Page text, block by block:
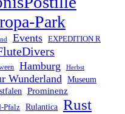
Park
Events EXPEDITION R
Hamburg Herbst
Wunderland Museum
Prominenz
Pfalz Rulantica Rust